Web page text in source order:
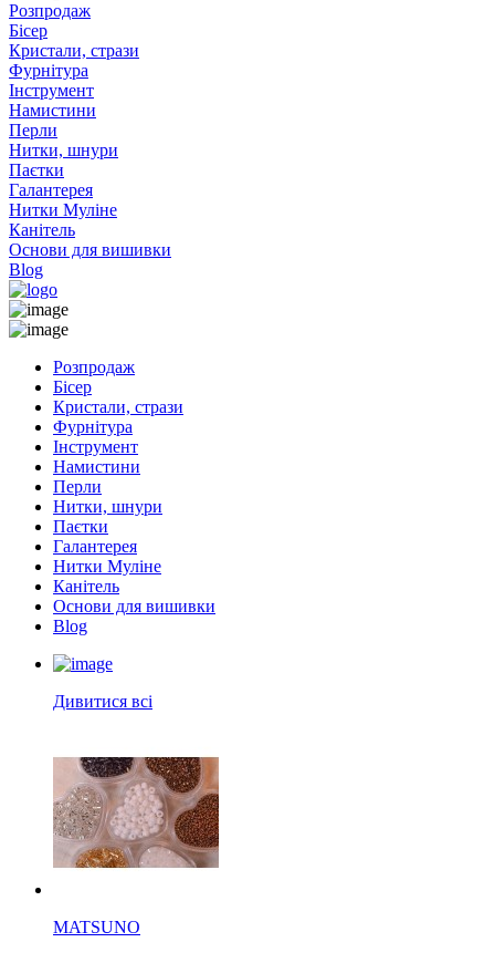
Розпродаж
Бісер
Кристали, стрази
Фурнітура
Інструмент
Намистини
Перли
Нитки, шнури
Паєтки
Галантерея
Нитки Муліне
Канітель
Основи для вишивки
Blog
Розпродаж
Бісер
Кристали, стрази
Фурнітура
Інструмент
Намистини
Перли
Нитки, шнури
Паєтки
Галантерея
Нитки Муліне
Канітель
Основи для вишивки
Blog
Дивитися всі
MATSUNO